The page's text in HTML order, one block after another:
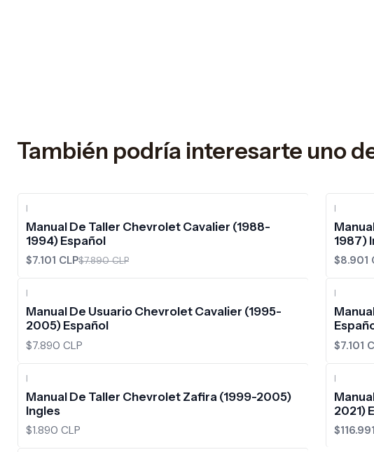
También podría interesarte uno
|
Manual De Taller Chevrolet Cavalier (1988-
1994) Español
$7.101 CLP$7.890 CLP
|
1987)
$8.901
|
Manual De Usuario Chevrolet Cavalier (1995-
2005) Español
$7.890 CLP
|
$7.101
|
Manual De Taller Chevrolet Zafira (1999-2005)
Ingles
$1.890 CLP
|
2021)